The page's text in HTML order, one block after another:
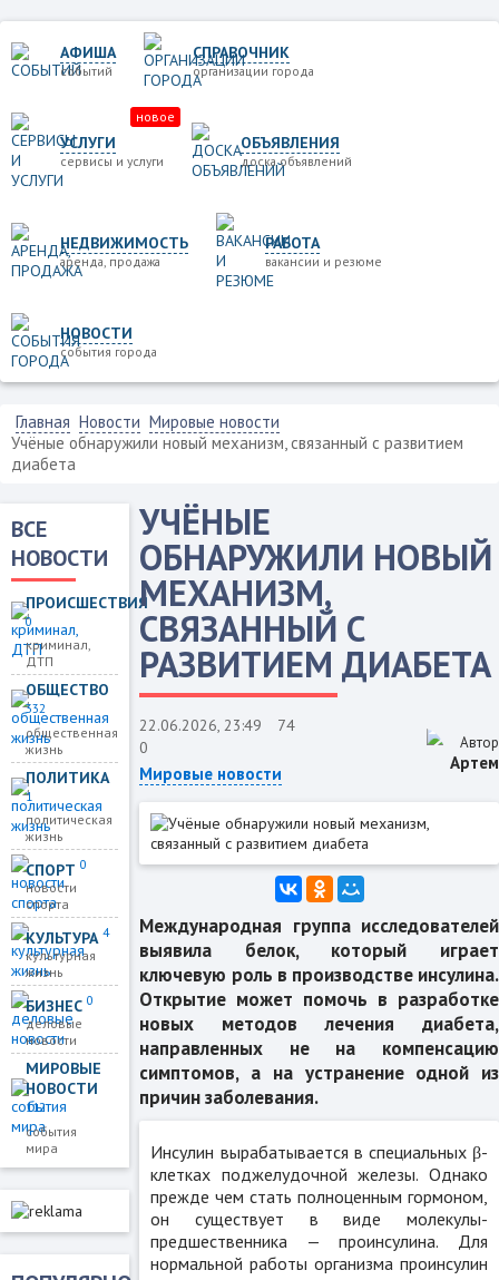
АФИША
событий
СПРАВОЧНИК
организации города
УСЛУГИ
сервисы и услуги
новое
ОБЪЯВЛЕНИЯ
доска объявлений
НЕДВИЖИМОСТЬ
аренда, продажа
РАБОТА
вакансии и резюме
НОВОСТИ
события города
Главная Новости Мировые новости
Учёные обнаружили новый механизм, связанный с развитием
диабета
ВСЕ
НОВОСТИ
ПРОИСШЕСТВИЯ
0
криминал,
ДТП
ОБЩЕСТВО
332
общественная
жизнь
ПОЛИТИКА
1
политическая
жизнь
СПОРТ0
новости
спорта
КУЛЬТУРА4
культурная
жизнь
БИЗНЕС0
деловые
новости
МИРОВЫЕ
НОВОСТИ
112
события
мира
УЧЁНЫЕ
ОБНАРУЖИЛИ НОВЫЙ
МЕХАНИЗМ,
СВЯЗАННЫЙ С
РАЗВИТИЕМ ДИАБЕТА
22.06.2026, 23:49
74
0
Мировые новости
Автор
Артем
Международная группа исследователей
выявила белок, который играет
ключевую роль в производстве инсулина.
Открытие может помочь в разработке
новых методов лечения диабета,
направленных не на компенсацию
симптомов, а на устранение одной из
причин заболевания.
Инсулин вырабатывается в специальных β-
клетках поджелудочной железы. Однако
прежде чем стать полноценным гормоном,
он существует в виде молекулы-
предшественника — проинсулина. Для
нормальной работы организма проинсулин